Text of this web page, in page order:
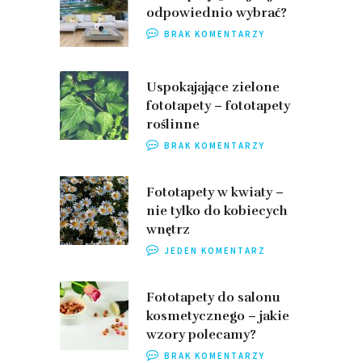
odpowiednio wybrać?
BRAK KOMENTARZY
Uspokajające zielone
fototapety – fototapety
roślinne
BRAK KOMENTARZY
Fototapety w kwiaty –
nie tylko do kobiecych
wnętrz
JEDEN KOMENTARZ
Fototapety do salonu
kosmetycznego – jakie
wzory polecamy?
BRAK KOMENTARZY